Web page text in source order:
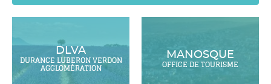
DLVA
DURANCE LUBERON VERDON
AGGLOMÉRATION
MANOSQUE
OFFICE DE TOURISME